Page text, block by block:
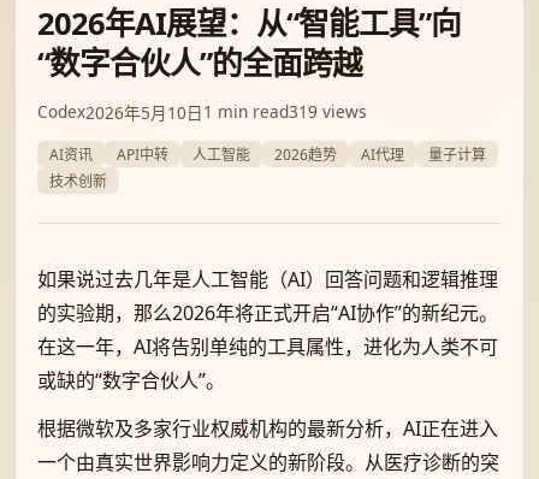
2026年AI展望：从“智能工具”向
“数字合伙人”的全面跨越
Codex2026年5月10日1 min read319 views
AI资讯 API中转 人工智能 2026趋势 AI代理
量子计算
技术创新
如果说过去几年是人工智能（AI）回答问题和逻辑推理
的实验期，那么2026年将正式开启“AI协作”的新纪元。
在这一年，AI将告别单纯的工具属性，进化为人类不可
或缺的“数字合伙人”。
根据微软及多家行业权威机构的最新分析，AI正在进入
一个由真实世界影响力定义的新阶段。从医疗诊断的突